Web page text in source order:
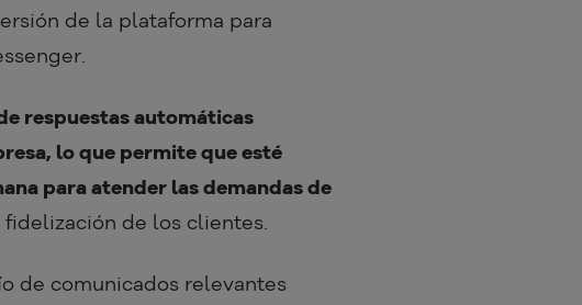
de la plataforma para
respuestas automáticas
lo que permite que esté
para atender las demandas de
de los clientes.
de comunicados relevantes